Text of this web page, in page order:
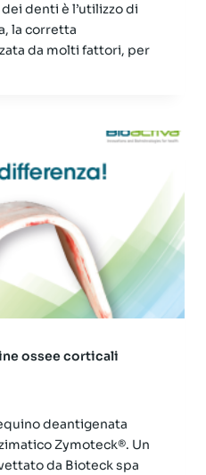
denti è l’utilizzo di
la corretta
da molti fattori, per
ossee corticali
deantigenata
Zymoteck®. Un
da Bioteck spa